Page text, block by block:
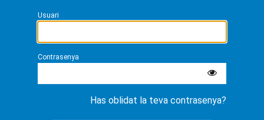
Usuari
Contrasenya
Has oblidat la teva contrasenya?